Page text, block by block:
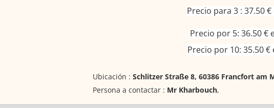
Precio para 3 : 37.50
Precio por 5: 36.50 €
Precio por 10: 35.50 €
Ubicación : Schlitzer Straße 8, 60386 Francfort am
Persona a contactar : Mr Kharbouch,